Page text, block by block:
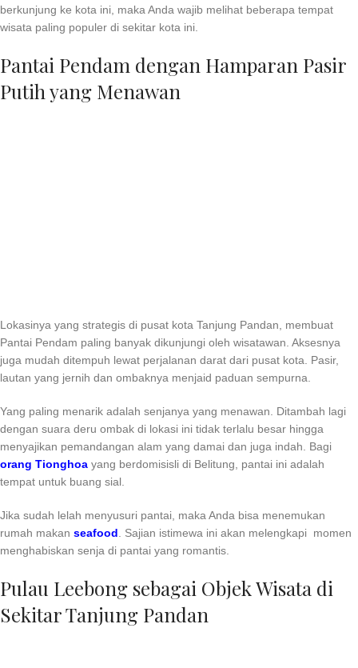
berkunjung ke kota ini, maka Anda wajib melihat beberapa tempat
wisata paling populer di sekitar kota ini.
Pantai Pendam dengan Hamparan Pasir
Putih yang Menawan
Lokasinya yang strategis di pusat kota Tanjung Pandan, membuat
Pantai Pendam paling banyak dikunjungi oleh wisatawan. Aksesnya
juga mudah ditempuh lewat perjalanan darat dari pusat kota. Pasir,
lautan yang jernih dan ombaknya menjaid paduan sempurna.
Yang paling menarik adalah senjanya yang menawan. Ditambah lagi
dengan suara deru ombak di lokasi ini tidak terlalu besar hingga
menyajikan pemandangan alam yang damai dan juga indah. Bagi
orang Tionghoa yang berdomisisli di Belitung, pantai ini adalah
tempat untuk buang sial.
Jika sudah lelah menyusuri pantai, maka Anda bisa menemukan
rumah makan seafood . Sajian istimewa ini akan melengkapi momen
menghabiskan senja di pantai yang romantis.
Pulau Leebong sebagai Objek Wisata di
Sekitar Tanjung Pandan